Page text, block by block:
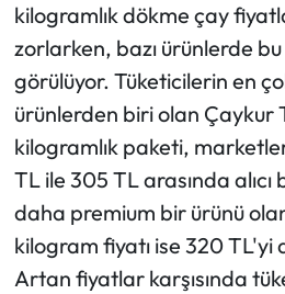
kilogramlık dökme çay
zorlarken, bazı ürünlerde bu
görülüyor. Tüketicilerin en
ürünlerden biri olan Çaykur
kilogramlık paketi,
TL ile 305 TL arasında
daha premium bir ürünü olan
kilogram fiyatı ise 320 TL'yi
Artan fiyatlar karşısında